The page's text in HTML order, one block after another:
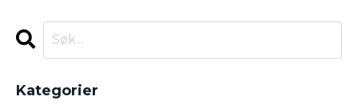
Kategorier